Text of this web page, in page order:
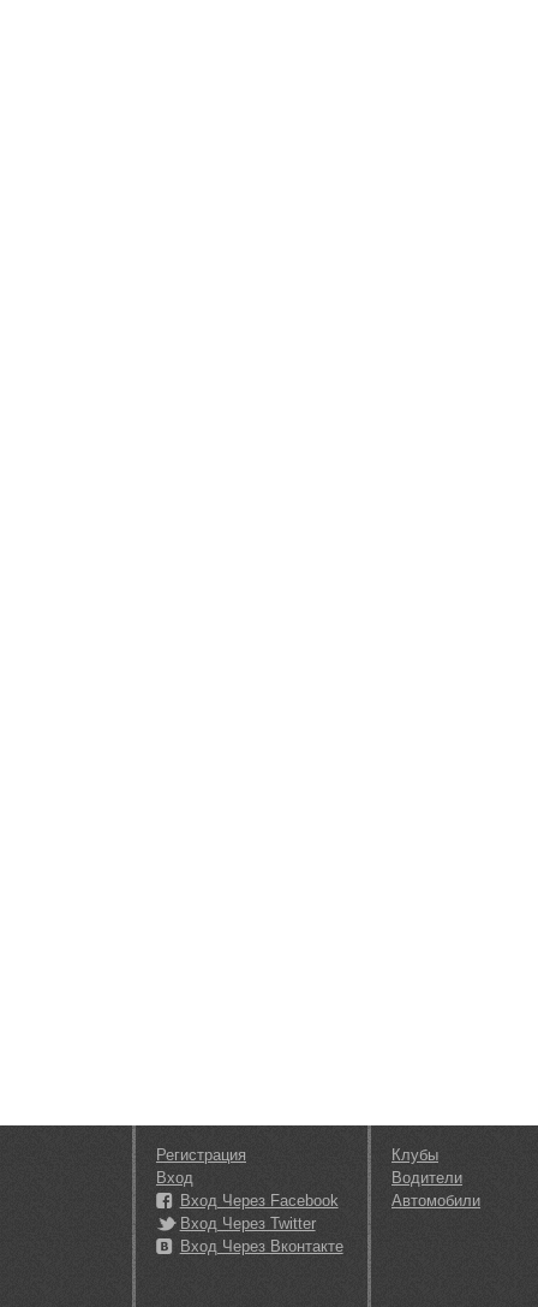
Регистрация
Вход
Вход Через Facebook
Вход Через Twitter
Вход Через Вконтакте
Клубы
Водители
Автомобили